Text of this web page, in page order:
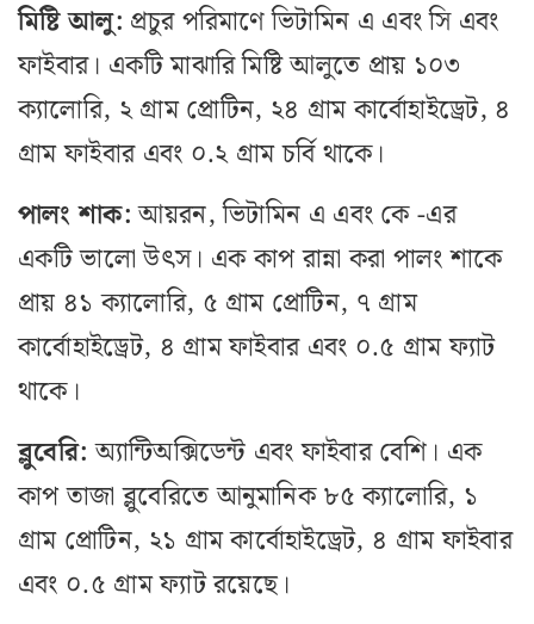
মিষ্টি আলু: প্রচুর পরিমাণে ভিটামিন এ এবং সি এবং
ফাইবার। একটি মাঝারি মিষ্টি আলুতে প্রায় ১০৩
ক্যালোরি, ২ গ্রাম প্রোটিন, ২৪ গ্রাম কার্বোহাইড্রেট, ৪
গ্রাম ফাইবার এবং ০.২ গ্রাম চর্বি থাকে।
পালং শাক:আয়রন, ভিটামিন এ এবং কে -এর
একটি ভালো উৎস। এক কাপ রান্না করা পালং শাকে
প্রায় ৪১ ক্যালোরি, ৫ গ্রাম প্রোটিন, ৭ গ্রাম
কার্বোহাইড্রেট, ৪ গ্রাম ফাইবার এবং ০.৫ গ্রাম ফ্যাট
থাকে।
ব্লুবেরি:অ্যান্টিঅক্সিডেন্ট এবং ফাইবার বেশি। এক
কাপ তাজা ব্লুবেরিতে আনুমানিক ৮৫ ক্যালোরি, ১
গ্রাম প্রোটিন, ২১ গ্রাম কার্বোহাইড্রেট, ৪ গ্রাম ফাইবার
এবং ০.৫ গ্রাম ফ্যাট রয়েছে।